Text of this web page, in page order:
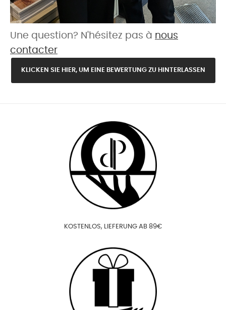
Une question? N'hésitez pas à nous
contacter
KLICKEN SIE HIER, UM EINE BEWERTUNG ZU HINTERLASSEN
KOSTENLOS, LIEFERUNG AB 89€